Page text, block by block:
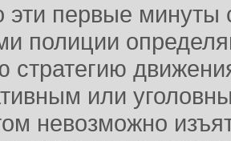
эти первые минуты
полиции
или
невозможно